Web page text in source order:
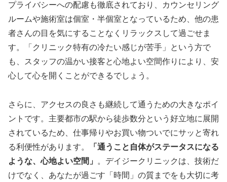
プライバシーへの配慮も徹底されており、カウンセリング
ルームや施術室は個室・半個室となっているため、他の患
者さんの目を気にすることなくリラックスして過ごせま
す。「クリニック特有の冷たい感じが苦手」という方で
も、スタッフの温かい接客と心地よい空間作りにより、安
心して心を開くことができるでしょう。
さらに、アクセスの良さも継続して通うための大きなポイ
ントです。主要都市の駅から徒歩数分という好立地に展開
されているため、仕事帰りやお買い物ついでにサッと寄れ
る利便性があります。
「通うこと自体がステータスになる
ような、心地よい空間」
。デイジークリニックは、技術だ
けでなく、あなたが過ごす「時間」の質までをも大切に考